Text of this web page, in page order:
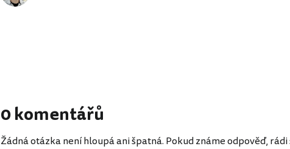
0 komentářů
Žádná otázka není hloupá ani špatná. Pokud známe odpověď, rádi